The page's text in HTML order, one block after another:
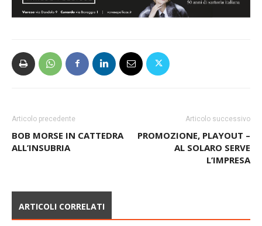
Articolo precedente
BOB MORSE IN CATTEDRA
ALL’INSUBRIA
Articolo successivo
PROMOZIONE, PLAYOUT –
AL SOLARO SERVE
L’IMPRESA
ARTICOLI CORRELATI